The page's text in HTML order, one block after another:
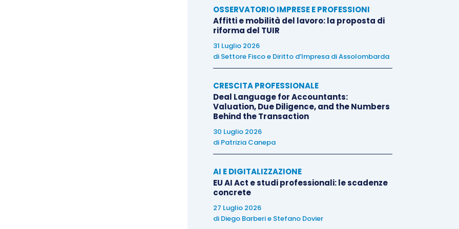
OSSERVATORIO IMPRESE E PROFESSIONI
Affitti e mobilità del lavoro: la proposta di
riforma del TUIR
31 Luglio 2026
di Settore Fisco e Diritto d’Impresa di Assolombarda
CRESCITA PROFESSIONALE
Deal Language for Accountants:
Valuation, Due Diligence, and the Numbers
Behind the Transaction
30 Luglio 2026
di Patrizia Canepa
AI E DIGITALIZZAZIONE
EU AI Act e studi professionali: le scadenze
concrete
27 Luglio 2026
di Diego Barberie Stefano Dovier